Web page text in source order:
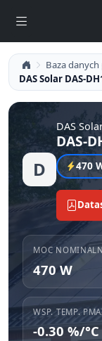
Baza
DAS Solar DAS-
D
DAS
DAS-
470
MOC
470 W
WSP. TEMP.
-0.30 %/°C